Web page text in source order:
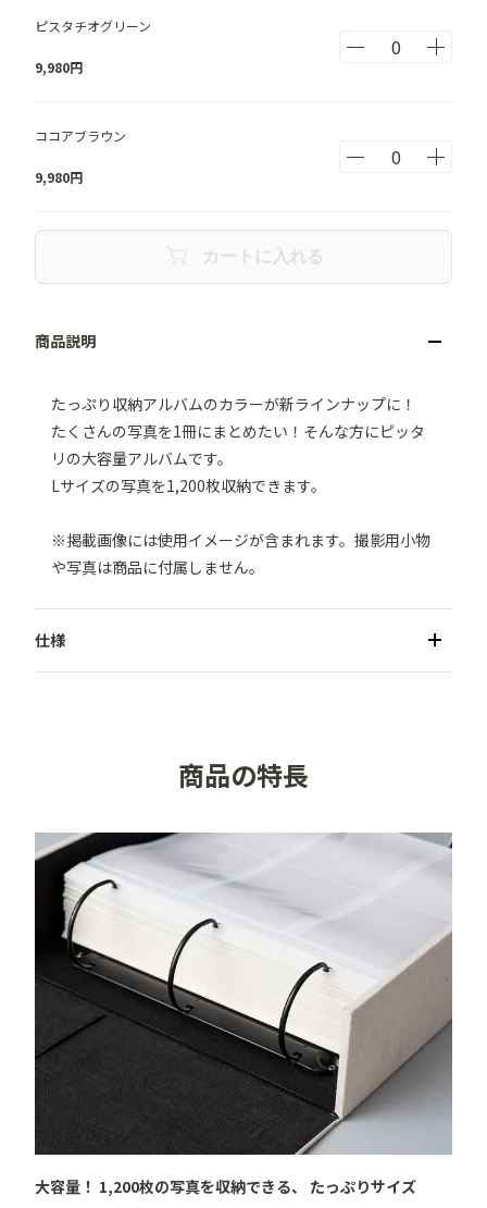
ピスタチオグリーン
9,980円
ココアブラウン
9,980円
カートに入れる
たっぷり収納アルバムのカラーが新ラインナップに！
たくさんの写真を1冊にまとめたい！そんな方にピッタ
リの大容量アルバムです。
Lサイズの写真を1,200枚収納できます。
※掲載画像には使用イメージが含まれます。撮影用小物
や写真は商品に付属しません。
●収納可能サイズ／Lサイズ（127mm×89mm）以内
●収納方式／ポケット式
●本体サイズ／W390×H345×D100mm
●重量／約4.9kg
●材質／リネン、不織布、紙、PP、鉄（※バインダー部
分）
●付属品／フリーポケット10枚、背表紙メモカード
●備考／本体に55mmの窓あり、中国製
■注意点
・製本の際にリネンの生地にしわが寄ることがあります
が使用に関して支障はございません。
・天然素材であるリネンの特性上、染色時に色ムラが出
る可能性がございます。使用に関して支障はございませ
商品の特長
大容量！ 1,200枚の写真を収納できる、 たっぷりサイズ